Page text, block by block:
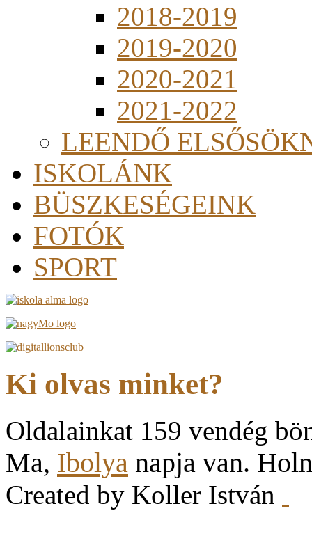
2018-2019
2019-2020
2020-2021
2021-2022
LEENDŐ
ISKOLÁNK
BÜSZKESÉGEINK
FOTÓK
SPORT
Ki olvas minket?
Oldalainkat 159 vendég
Ma, Ibolya napja van.
Created by Koller István